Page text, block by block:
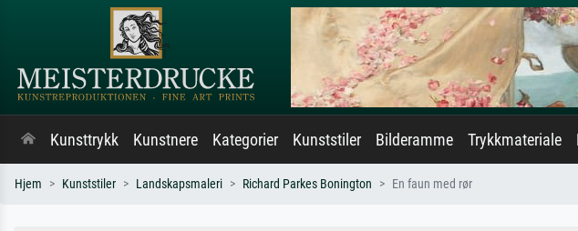
Kunsttrykk Kunstnere Kategorier Kunststiler Bilderamme Trykkmateriale
Hjem Kunststiler Landskapsmaleri Richard Parkes Bonington En faun med rør